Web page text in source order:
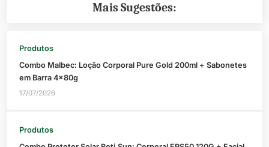
Mais Sugestões:
Produtos
Combo Malbec: Loção Corporal Pure Gold 200ml + Sabonetes
em Barra 4x80g
17/07/2026
Produtos